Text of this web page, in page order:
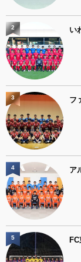
い
2
フ
3
ア
4
5